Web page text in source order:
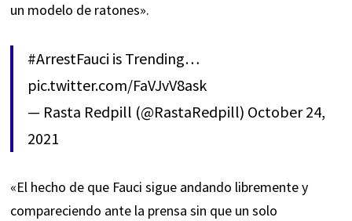
un modelo de ratones».
#ArrestFauci is Trending…
pic.twitter.com/FaVJvV8ask
— Rasta Redpill (@RastaRedpill) October 24,
2021
«El hecho de que Fauci sigue andando libremente y
compareciendo ante la prensa sin que un solo